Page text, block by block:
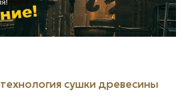
технология сушки древесины